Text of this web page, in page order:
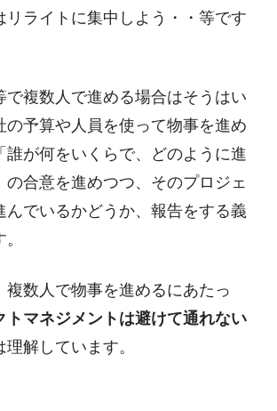
リライトに集中しよう・・等です
で複数人で進める場合はそうはい
の予算や人員を使って物事を進め
誰が何をいくらで、どのように進
の合意を進めつつ、そのプロジェ
んでいるかどうか、報告をする義
複数人で物事を進めるにあたっ
トマネジメントは避けて通れない
解しています。